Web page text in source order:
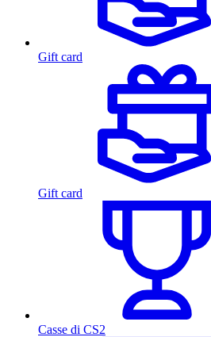
Gift card
Gift card
Casse di CS2